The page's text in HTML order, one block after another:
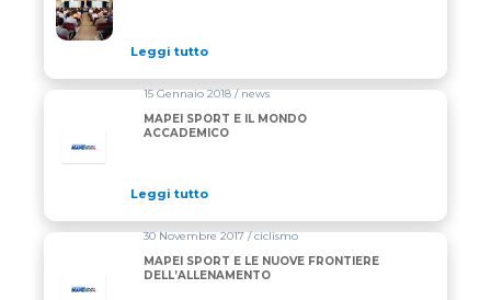
Leggi tutto
15 Gennaio 2018 / news
MAPEI SPORT E IL MONDO
ACCADEMICO
Leggi tutto
30 Novembre 2017 / ciclismo
MAPEI SPORT E LE NUOVE FRONTIERE
DELL’ALLENAMENTO